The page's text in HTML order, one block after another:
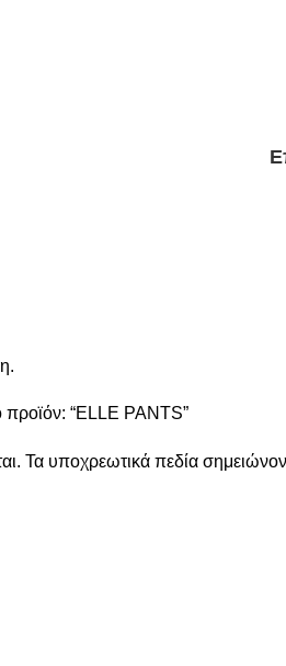
προϊόν: “ELLE PANTS”
Τα υποχρεωτικά πεδία